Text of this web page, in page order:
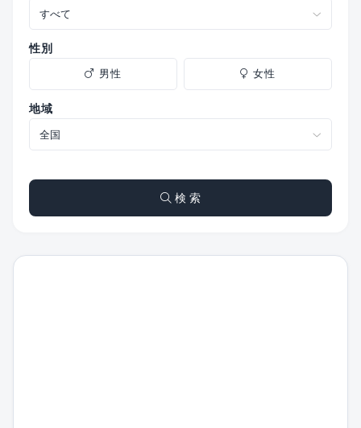
性別
男性 女性
地域
検 索